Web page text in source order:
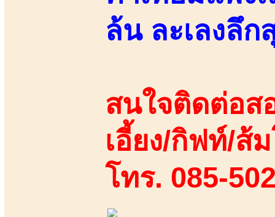
ล้น ละเลงลึ
สนใจติดต่อส
เอี้ยง/กิฟท์/ส้
โทร. 085-